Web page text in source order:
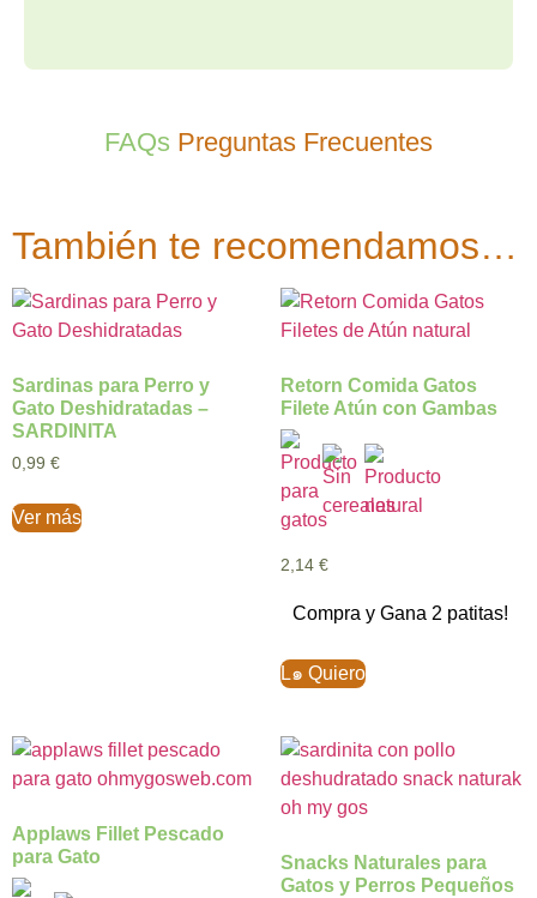
FAQs Preguntas Frecuentes
También te recomendamos…
Sardinas para Perro y
Gato Deshidratadas –
SARDINITA
0,99 €
Ver más
Retorn Comida Gatos
Filete Atún con Gambas
2,14 €
Compra y Gana 2 patitas!
L๑ Quiero
Applaws Fillet Pescado
para Gato
Snacks Naturales para
Gatos y Perros Pequeños